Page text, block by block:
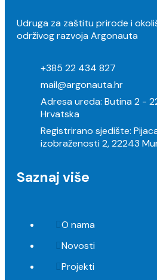
Udruga za zaštitu prirode i
održivog razvoja Argonauta
+385 22 434 827
mail@argonauta.hr
Adresa ureda: Butina 2 -
Hrvatska
Registrirano sjedište:
izobraženosti 2, 22243
Saznaj više
O nama
Novosti
Projekti